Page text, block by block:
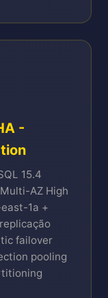
-
15.4
AZ High
1a +
failover
pooling